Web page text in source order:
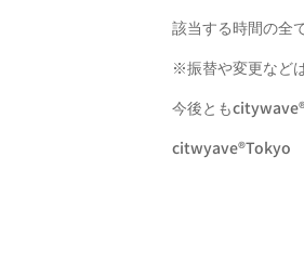
該当する時間の全
※振替や変更など
今後とも
citwyave®︎Tokyo